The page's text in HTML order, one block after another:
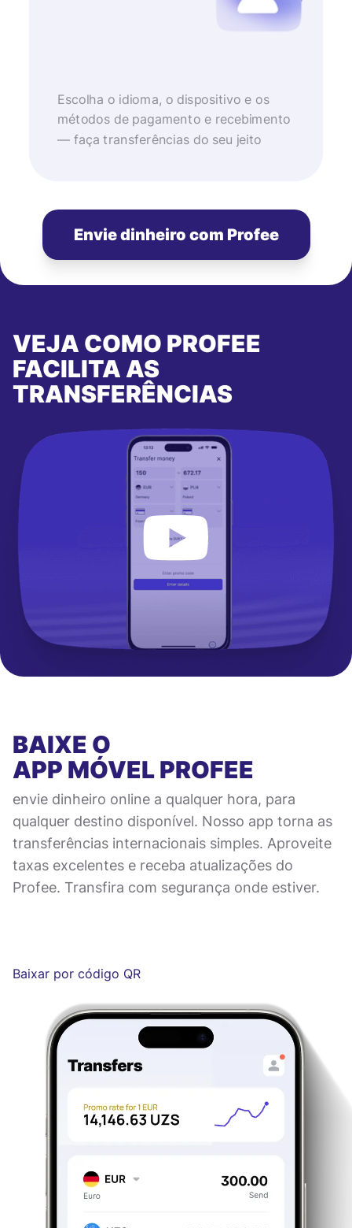
Escolha o idioma, o dispositivo e os
métodos de pagamento e recebimento
— faça transferências do seu jeito
Envie dinheiro com Profee
VEJA COMO PROFEE
FACILITA AS
TRANSFERÊNCIAS
BAIXE O
APP MÓVELPROFEE
envie dinheiro online a qualquer hora, para
qualquer destino disponível. Nosso app torna as
transferências internacionais simples. Aproveite
taxas excelentes e receba atualizações do
Profee. Transfira com segurança onde estiver.
Baixar por código QR